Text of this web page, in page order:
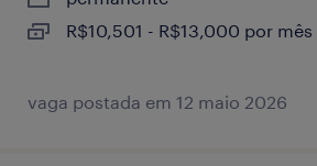
R$10,501 - R$13,000 por mês
vaga postada em 12 maio 2026